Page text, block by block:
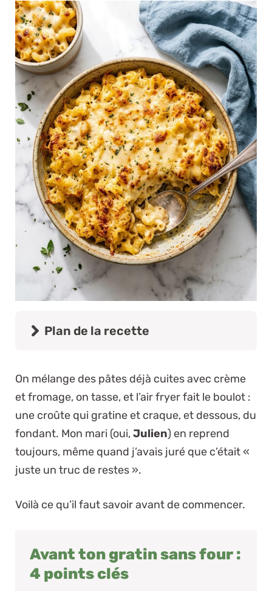
Plan de la recette
On mélange des pâtes déjà cuites avec crème
et fromage, on tasse, et l’air fryer fait le boulot :
une croûte qui gratine et craque, et dessous, du
fondant. Mon mari (oui,Julien) en reprend
toujours, même quand j’avais juré que c’était «
juste un truc de restes ».
Voilà ce qu’il faut savoir avant de commencer.
Avant ton gratin sans four :
4 points clés